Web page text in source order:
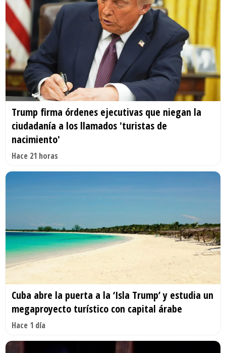
Trump firma órdenes ejecutivas que niegan la
ciudadanía a los llamados 'turistas de
nacimiento'
Hace 21 horas
Cuba abre la puerta a la ‘Isla Trump’ y estudia un
megaproyecto turístico con capital árabe
Hace 1 día